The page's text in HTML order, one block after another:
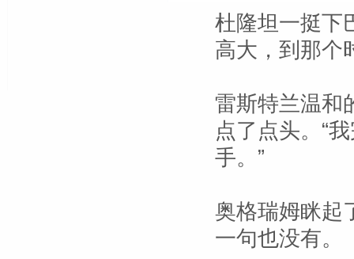
杜隆坦一挺下
高大，到那个
雷斯特兰温和
点了点头。“
手。”
奥格瑞姆眯起
一句也没有。